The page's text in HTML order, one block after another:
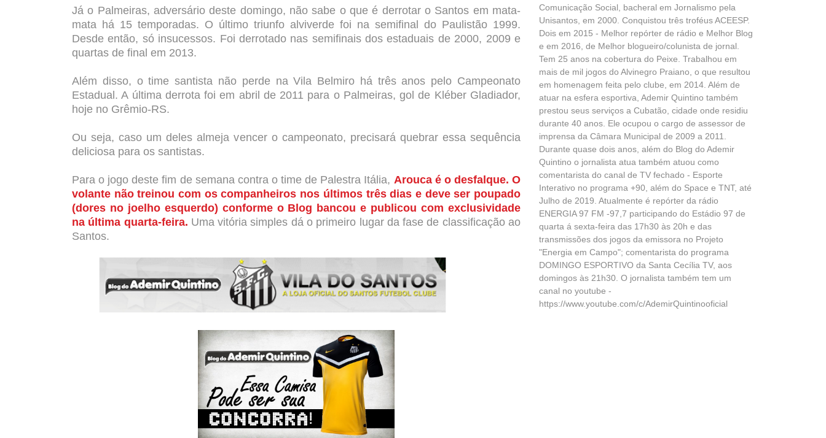
Já o Palmeiras, adversário deste domingo, não sabe o que é derrotar o Santos em mata-
mata há 15 temporadas. O último triunfo alviverde foi na semifinal do Paulistão 1999.
Desde então, só insucessos. Foi derrotado nas semifinais dos estaduais de 2000, 2009 e
quartas de final em 2013.
Além disso, o time santista não perde na Vila Belmiro há três anos pelo Campeonato
Estadual. A última derrota foi em abril de 2011 para o Palmeiras, gol de Kléber Gladiador,
hoje no Grêmio-RS.
Ou seja, caso um deles almeja vencer o campeonato, precisará quebrar essa sequência
deliciosa para os santistas.
Para o jogo deste fim de semana contra o time de Palestra Itália, Arouca é o desfalque. O
volante não treinou com os companheiros nos últimos três dias e deve ser poupado
(dores no joelho esquerdo) conforme o Blog bancou e publicou com exclusividade
na última quarta-feira. Uma vitória simples dá o primeiro lugar da fase de classificação ao
Santos.
Comunicação Social, bacheral em Jornalismo pela
Unisantos, em 2000. Conquistou três troféus ACEESP.
Dois em 2015 - Melhor repórter de rádio e Melhor Blog
e em 2016, de Melhor blogueiro/colunista de jornal.
Tem 25 anos na cobertura do Peixe. Trabalhou em
mais de mil jogos do Alvinegro Praiano, o que resultou
em homenagem feita pelo clube, em 2014. Além de
atuar na esfera esportiva, Ademir Quintino também
prestou seus serviços a Cubatão, cidade onde residiu
durante 40 anos. Ele ocupou o cargo de assessor de
imprensa da Câmara Municipal de 2009 a 2011.
Durante quase dois anos, além do Blog do Ademir
Quintino o jornalista atua também atuou como
comentarista do canal de TV fechado - Esporte
Interativo no programa +90, além do Space e TNT, até
Julho de 2019. Atualmente é repórter da rádio
ENERGIA 97 FM -97,7 participando do Estádio 97 de
quarta á sexta-feira das 17h30 às 20h e das
transmissões dos jogos da emissora no Projeto
"Energia em Campo"; comentarista do programa
DOMINGO ESPORTIVO da Santa Cecília TV, aos
domingos às 21h30. O jornalista também tem um
canal no youtube -
https://www.youtube.com/c/AdemirQuintinooficial